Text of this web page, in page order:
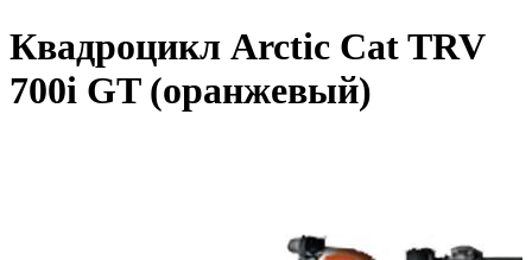
Квадроцикл Arctic Cat TRV
700i GT (оранжевый)